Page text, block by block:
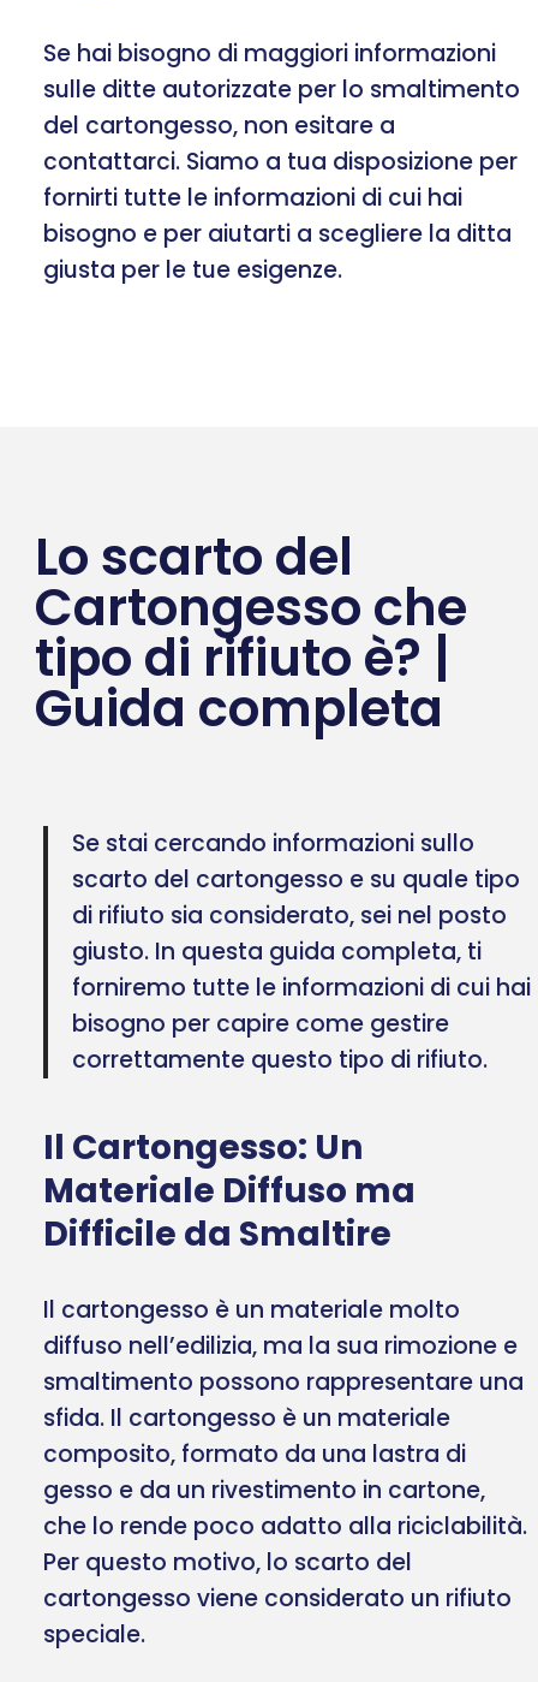
Se hai bisogno di maggiori informazioni
sulle ditte autorizzate per lo smaltimento
del cartongesso, non esitare a
contattarci. Siamo a tua disposizione per
fornirti tutte le informazioni di cui hai
bisogno e per aiutarti a scegliere la ditta
giusta per le tue esigenze.
Lo scarto del
Cartongesso che
tipo di rifiuto è? |
Guida completa
Se stai cercando informazioni sullo
scarto del cartongesso e su quale tipo
di rifiuto sia considerato, sei nel posto
giusto. In questa guida completa, ti
forniremo tutte le informazioni di cui hai
bisogno per capire come gestire
correttamente questo tipo di rifiuto.
Il Cartongesso: Un
Materiale Diffuso ma
Difficile da Smaltire
Il cartongesso è un materiale molto
diffuso nell’edilizia, ma la sua rimozione e
smaltimento possono rappresentare una
sfida. Il cartongesso è un materiale
composito, formato da una lastra di
gesso e da un rivestimento in cartone,
che lo rende poco adatto alla riciclabilità.
Per questo motivo, lo scarto del
cartongesso viene considerato un rifiuto
speciale.